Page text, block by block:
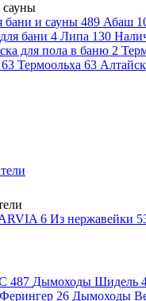
бани и сауны 489 Абаш
бани 4 Липа 130
для пола в баню 2
63 Термоольха 63
6 Из нержавейки
487 Дымоходы Шидель
26 Дымоходы